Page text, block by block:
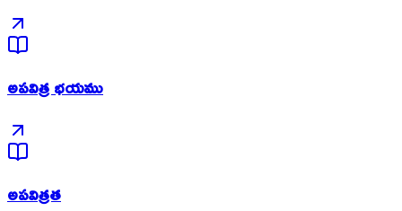
అపవిత్ర భయము
అపవిత్రత